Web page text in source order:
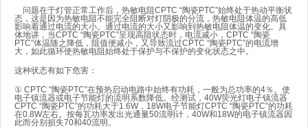
问题在于灯管正常工作后，热敏电阻CPTC “陶瓷PTC”始终处于热动平衡状
态，这是因为热敏电阻不能完全阻断对灯阴极的分流，热敏电阻体温的高低
影响着通过电流的大小。通过电流的大小又影响到热敏电阻体温的变化。具
体地讲，当CPTC “陶瓷PTC”呈现高阻状态时，电流减小，CPTC “陶瓷
PTC”体温随之降低，阻值便减小，又导致流过CPTC “陶瓷PTC”的电流增
大，如此循环使热敏电阻始终处于保护与不保护的变化状态之中。
这种状态有如下危害：
① CPTC “陶瓷PTC”在预热启动电路中始终有功耗，一般为总功率的4％。使
电子镇流器或电子节能灯的流明系数降低。经测试，40W荧光灯电子镇流器
CPTC “陶瓷PTC”的功耗大于1.6W，18W电子节能灯CPTC “陶瓷PTC”的功耗
在0.8W左右。按每瓦功率发出光通量50流明计，40W和18W的电子镇流器因
此而分别损失70和40流明。